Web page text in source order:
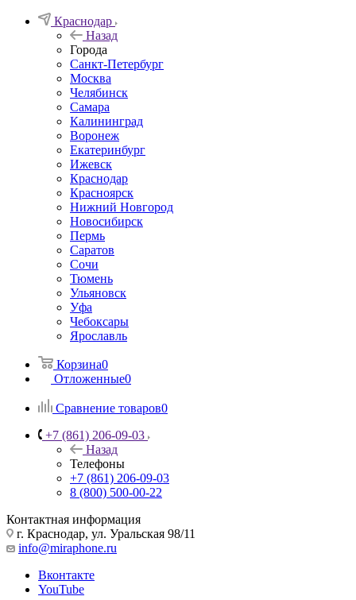
Краснодар
Назад
Города
Санкт-Петербург
Москва
Челябинск
Самара
Калининград
Воронеж
Екатеринбург
Ижевск
Краснодар
Красноярск
Нижний Новгород
Новосибирск
Пермь
Саратов
Сочи
Тюмень
Ульяновск
Уфа
Чебоксары
Ярославль
Корзина0
Отложенные0
Сравнение товаров0
+7 (861) 206-09-03
Назад
Телефоны
+7 (861) 206-09-03
8 (800) 500-00-22
Контактная информация
г. Краснодар, ул. Уральская 98/11
info@miraphone.ru
Вконтакте
YouTube